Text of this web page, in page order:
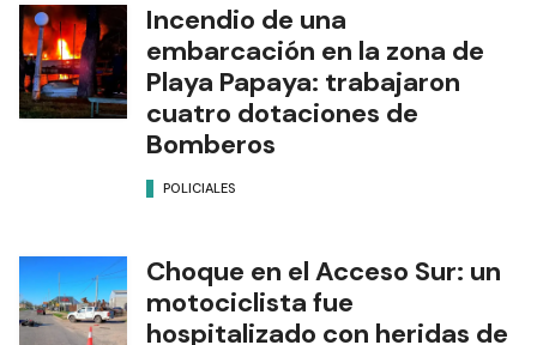
Incendio de una
embarcación en la zona de
Playa Papaya: trabajaron
cuatro dotaciones de
Bomberos
POLICIALES
Choque en el Acceso Sur: un
motociclista fue
hospitalizado con heridas de